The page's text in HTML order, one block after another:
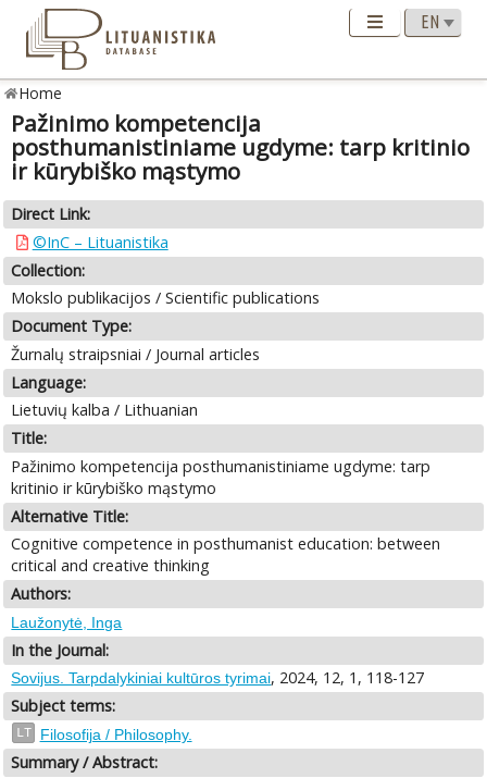
Home
Pažinimo kompetencija
posthumanistiniame ugdyme: tarp kritinio
ir kūrybiško mąstymo
Direct Link:
©InC – Lituanistika
Collection:
Mokslo publikacijos / Scientific publications
Document Type:
Žurnalų straipsniai / Journal articles
Language:
Lietuvių kalba / Lithuanian
Title:
Pažinimo kompetencija posthumanistiniame ugdyme: tarp
kritinio ir kūrybiško mąstymo
Alternative Title:
Cognitive competence in posthumanist education: between
critical and creative thinking
Authors:
Laužonytė, Inga
In the Journal:
Sovijus. Tarpdalykiniai kultūros tyrimai, 2024, 12, 1, 118-127
Subject terms:
LT Filosofija / Philosophy.
Summary / Abstract: